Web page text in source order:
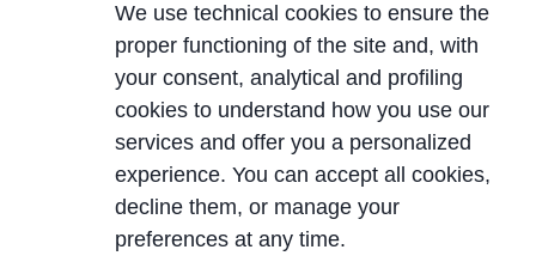
Neuigkeiten und
Veranstaltungen
Karriere
Leiterplatten
Typologie
Dienstleistungen
Märkte
Produktbeispiele
Downloadbereich
We use technical cookies to ensure the
proper functioning of the site and, with
your consent, analytical and profiling
cookies to understand how you use our
services and offer you a personalized
experience. You can accept all cookies,
decline them, or manage your
preferences at any time.